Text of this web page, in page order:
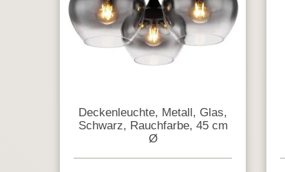
Deckenleuchte, Metall, Glas,
Schwarz, Rauchfarbe, 45 cm
Ø